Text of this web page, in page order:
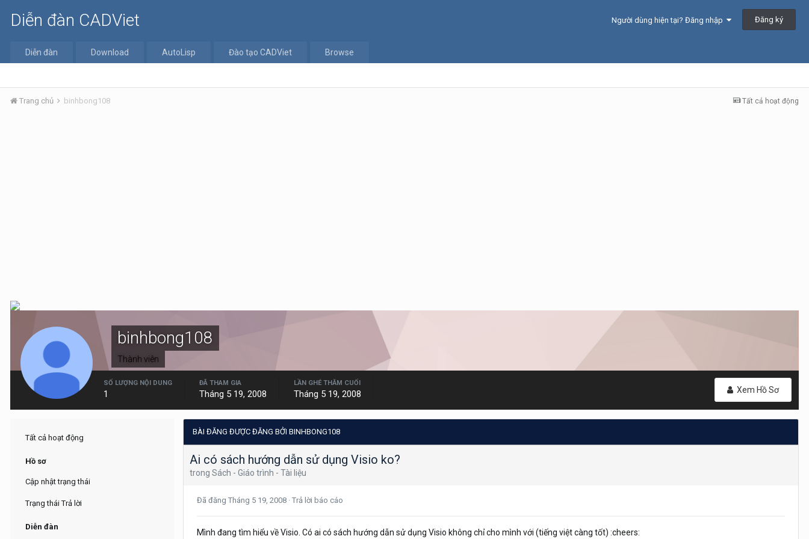
Diễn đàn CADViet Người dùng hiện tại? Đăng nhập Đăng ký
Diễn đàn Download AutoLisp Đào tạo CADViet Browse
Tất cả hoạt động
Trang chủ binhbong108
binhbong108
Thành viên
Xem Hồ Sơ
SỐ LƯỢNG NỘI DUNG
1
ĐÃ THAM GIA
Tháng 5 19, 2008
LẦN GHÉ THĂM CUỐI
Tháng 5 19, 2008
Tất cả hoạt động
Hồ sơ
Cập nhật trạng thái
Trạng thái Trả lời
Diễn đàn
BÀI ĐĂNG ĐƯỢC ĐĂNG BỞI BINHBONG108
Ai có sách hướng dẫn sử dụng Visio ko?
trong Sách - Giáo trình - Tài liệu
Đã đăng Tháng 5 19, 2008 · Trả lời báo cáo
Mình đang tìm hiểu về Visio. Có ai có sách hướng dẫn sử dụng Visio không chỉ cho mình với (tiếng việt càng tốt) :cheers: